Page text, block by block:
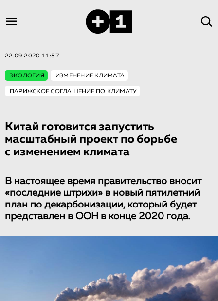
22.09.2020 11:57
ЭКОЛОГИЯ ИЗМЕНЕНИЕ КЛИМАТА
ПАРИЖСКОЕ СОГЛАШЕНИЕ ПО КЛИМАТУ
Китай готовится запустить
масштабный проект по борьбе
с изменением климата
В настоящее время правительство вносит
«последние штрихи» в новый пятилетний
план по декарбонизации, который будет
представлен в ООН в конце 2020 года.